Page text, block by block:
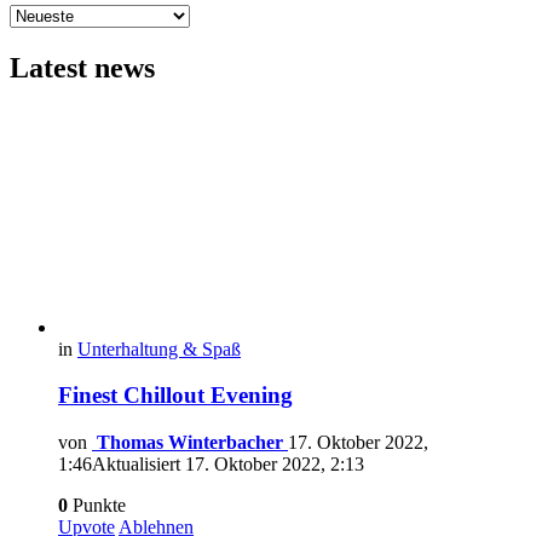
Latest news
in Unterhaltung & Spaß
Finest Chillout Evening
von Thomas Winterbacher 17. Oktober 2022,
1:46Aktualisiert 17. Oktober 2022, 2:13
0 Punkte
Upvote Ablehnen